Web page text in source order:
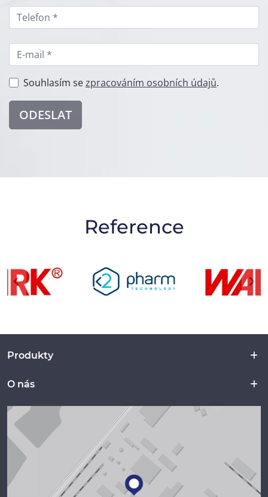
Souhlasím sezpracováním osobních údajů.
ODESLAT
Reference
Produkty
O nás